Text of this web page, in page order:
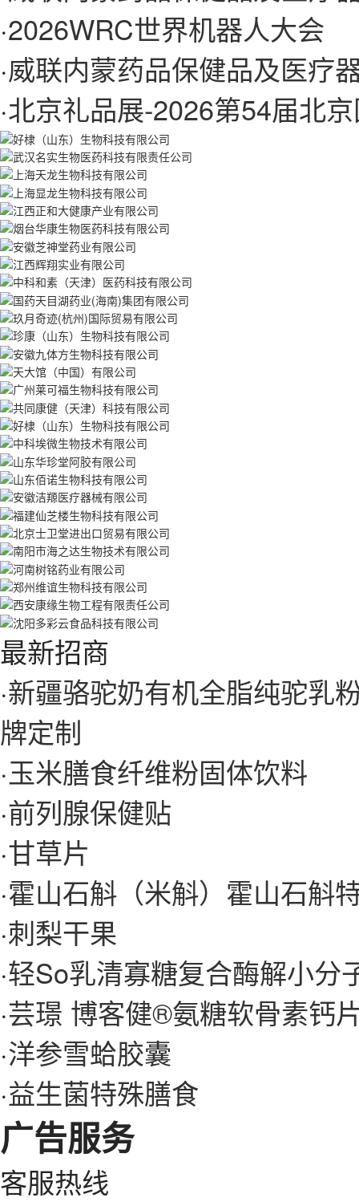
·2026WRC世界机器人大会
·威联内蒙药品保健品及医疗
·北京礼品展-2026第54届北
最新招商
·新疆骆驼奶有机全脂纯驼乳
牌定制
·玉米膳食纤维粉固体饮料
·前列腺保健贴
·甘草片
·霍山石斛（米斛）霍山石斛
·刺梨干果
·轻So乳清寡糖复合酶解小分
·芸璟 博客健®氨糖软骨素钙
·洋参雪蛤胶囊
·益生菌特殊膳食
广告服务
客服热线